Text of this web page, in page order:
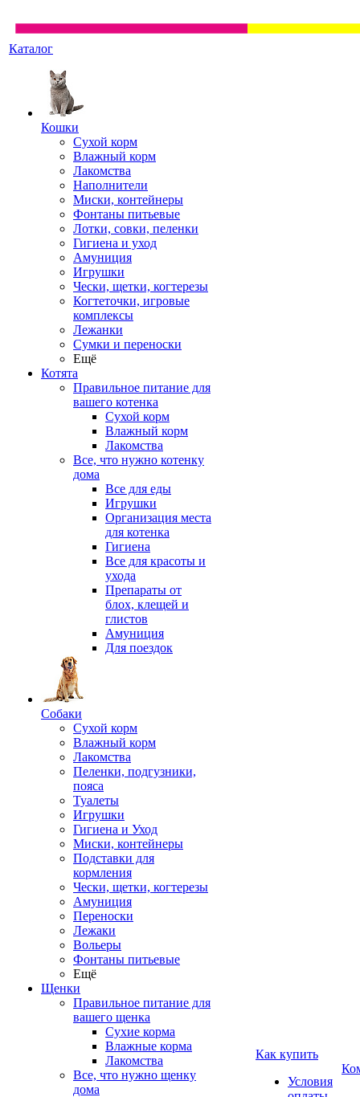
Каталог
Кошки
Сухой корм
Влажный корм
Лакомства
Наполнители
Миски, контейнеры
Фонтаны питьевые
Лотки, совки, пеленки
Гигиена и уход
Амуниция
Игрушки
Чески, щетки, когтерезы
Когтеточки, игровые
комплексы
Лежанки
Сумки и переноски
Ещё
Котята
Правильное питание для
вашего котенка
Сухой корм
Влажный корм
Лакомства
Все, что нужно котенку
дома
Все для еды
Игрушки
Организация места
для котенка
Гигиена
Все для красоты и
ухода
Препараты от
блох, клещей и
глистов
Амуниция
Для поездок
Собаки
Сухой корм
Влажный корм
Лакомства
Пеленки, подгузники,
пояса
Туалеты
Игрушки
Гигиена и Уход
Миски, контейнеры
Подставки для
кормления
Чески, щетки, когтерезы
Амуниция
Переноски
Лежаки
Вольеры
Фонтаны питьевые
Ещё
Щенки
Правильное питание для
вашего щенка
Сухие корма
Влажные корма
Лакомства
Все, что нужно щенку
дома
Как купить
Условия